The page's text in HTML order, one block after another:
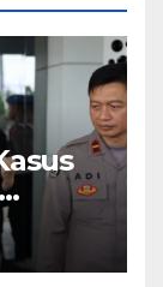
dari